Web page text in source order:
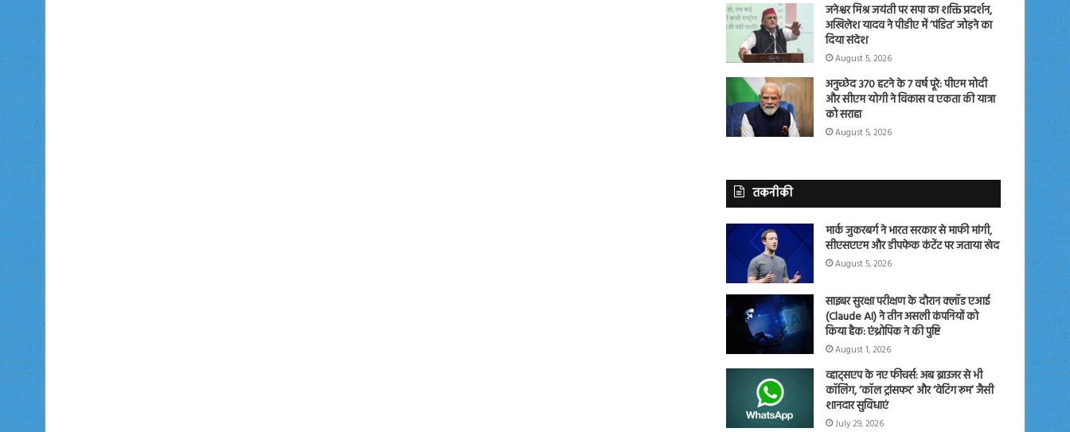
जनेश्वर मिश्र जयंती पर सपा का शक्ति प्रदर्शन,
अखिलेश यादव ने पीडीए में ‘पंडित’ जोड़ने का
दिया संदेश
August 5, 2026
अनुच्छेद 370 हटने के 7 वर्ष पूरे: पीएम मोदी
और सीएम योगी ने विकास व एकता की यात्रा
को सराहा
August 5, 2026
तकनीकी
मार्क जुकरबर्ग ने भारत सरकार से माफी मांगी,
सीएसएएम और डीपफेक कंटेंट पर जताया खेद
August 5, 2026
साइबर सुरक्षा परीक्षण के दौरान क्लॉड एआई
(Claude AI) ने तीन असली कंपनियों को
किया हैक: एंथ्रोपिक ने की पुष्टि
August 1, 2026
व्हाट्सएप के नए फीचर्स: अब ब्राउजर से भी
कॉलिंग, ‘कॉल ट्रांसफर’ और ‘वेटिंग रूम’ जैसी
शानदार सुविधाएं
July 29, 2026